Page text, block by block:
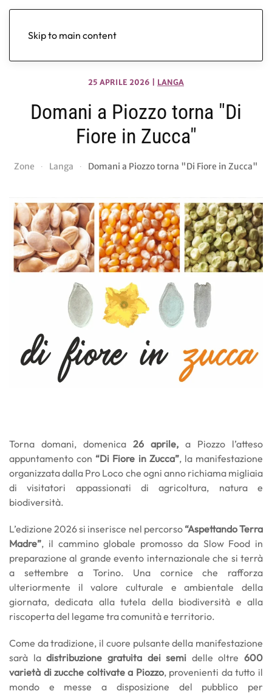
Skip to main content
25 APRILE 2026 LANGA
Domani a Piozzo torna "Di
Fiore in Zucca"
Zone Langa Domani a Piozzo torna "Di Fiore in Zucca"
Torna domani, domenica 26 aprile, a Piozzo l’atteso
appuntamento con “Di Fiore in Zucca”, la manifestazione
organizzata dalla Pro Loco che ogni anno richiama migliaia
di visitatori appassionati di agricoltura, natura e
biodiversità.
L’edizione 2026 si inserisce nel percorso “Aspettando Terra
Madre”, il cammino globale promosso da Slow Food in
preparazione al grande evento internazionale che si terrà
a settembre a Torino. Una cornice che rafforza
ulteriormente il valore culturale e ambientale della
giornata, dedicata alla tutela della biodiversità e alla
riscoperta del legame tra comunità e territorio.
Come da tradizione, il cuore pulsante della manifestazione
sarà ladistribuzione gratuita dei semi delle oltre 600
varietà di zucche coltivate a Piozzo, provenienti da tutto il
mondo e messe a disposizione del pubblico per